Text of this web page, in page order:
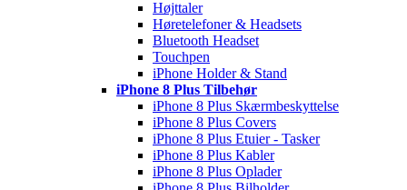
Højttaler
Høretelefoner & Headsets
Bluetooth Headset
Touchpen
iPhone Holder & Stand
iPhone 8 Plus Tilbehør
iPhone 8 Plus Skærmbeskyttelse
iPhone 8 Plus Covers
iPhone 8 Plus Etuier - Tasker
iPhone 8 Plus Kabler
iPhone 8 Plus Oplader